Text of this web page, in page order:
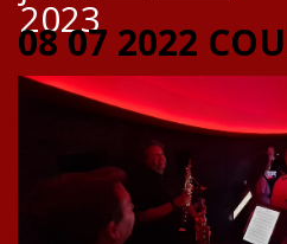
2023
08 07 2022